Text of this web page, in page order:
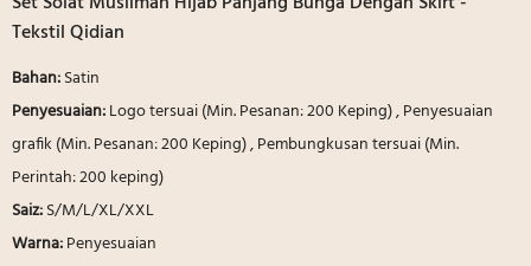
Tekstil Qidian
Bahan:Satin
Penyesuaian:Logo tersuai (Min. Pesanan: 200 Keping) , Penyesuaian
grafik (Min. Pesanan: 200 Keping) , Pembungkusan tersuai (Min.
Perintah: 200 keping)
Saiz:S/M/L/XL/XXL
Warna:Penyesuaian